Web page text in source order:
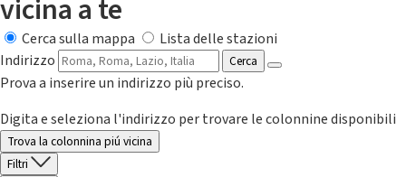
vicina a te
Cerca sulla mappa
Lista delle stazioni
Indirizzo
Cerca
Prova a inserire un indirizzo più preciso.
Digita e seleziona l'indirizzo per trovare le colonnine disponibili
Trova la colonnina piú vicina
Filtri